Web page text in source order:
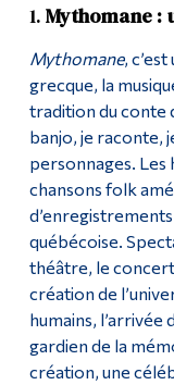
1.Mythomane :
Mythomane,
grecque, la
tradition du conte
banjo, je raconte,
personnages.
chansons folk
québécoise.
théâtre, le
création de
humains,
gardien de la
création, une